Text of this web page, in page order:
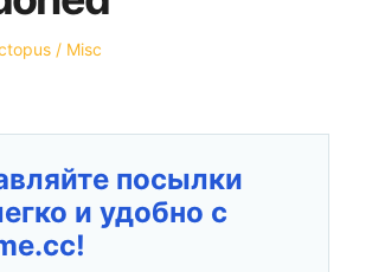
Опубликовано
Misc
посылки
и удобно с